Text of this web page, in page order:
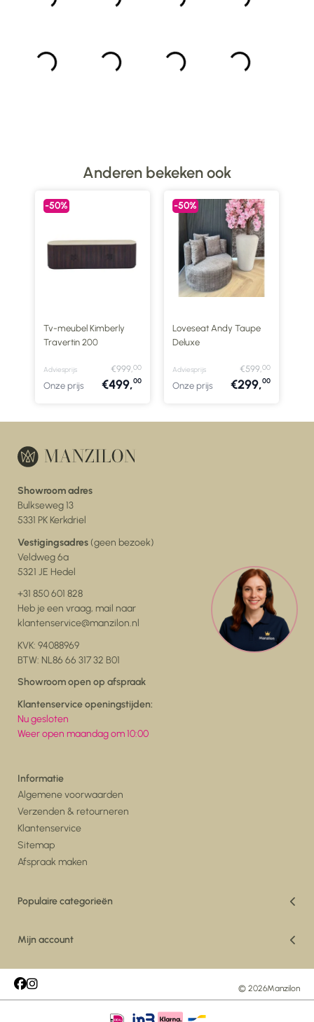
Anderen bekeken ook
-50%
Tv-meubel Kimberly
Travertin 200
Adviesprijs €999,00
Onze prijs €499,00
-50%
Loveseat Andy Taupe
Deluxe
Adviesprijs €599,00
Onze prijs €299,00
Showroom adres
Bulkseweg 13
5331 PK Kerkdriel
Vestigingsadres (geen bezoek)
Veldweg 6a
5321 JE Hedel
+31 850 601 828
Heb je een vraag, mail naar
klantenservice@manzilon.nl
KVK: 94088969
BTW: NL86 66 317 32 B01
Showroom open op afspraak
Klantenservice openingstijden:
Nu gesloten
Weer open maandag om 10:00
Informatie
Algemene voorwaarden
Verzenden & retourneren
Klantenservice
Sitemap
Afspraak maken
Populaire categorieën
Woonkamer
Vloerkleden
Maatwerk Vloerkleden
Tuin
Mijn account
Mijn bestellingen
Mijn tickets
© 2026Manzilon